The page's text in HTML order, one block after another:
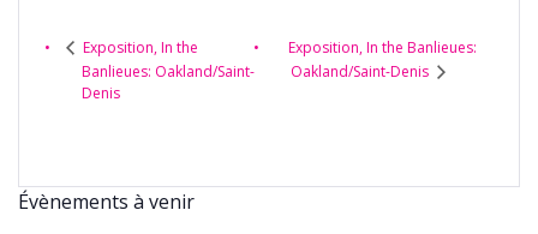
Exposition, In the
Banlieues: Oakland/Saint-
Denis
Exposition, In the Banlieues:
Oakland/Saint-Denis
Évènements à venir